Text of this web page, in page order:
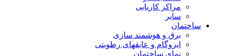
مراکز کاریابی
سایر
ساختمان
برق و هوشمند سازی
ایزوگام و عایقهای رطوبتی
نمای ساختمان